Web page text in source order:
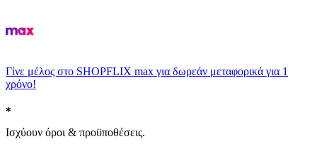
Γίνε μέλος στο SHOPFLIX max για δωρεάν μεταφορικά για 1
χρόνο!
Ισχύουν όροι & προϋποθέσεις.